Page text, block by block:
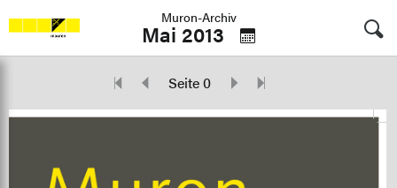
Muron-Archiv
Mai 2013
Seite 0